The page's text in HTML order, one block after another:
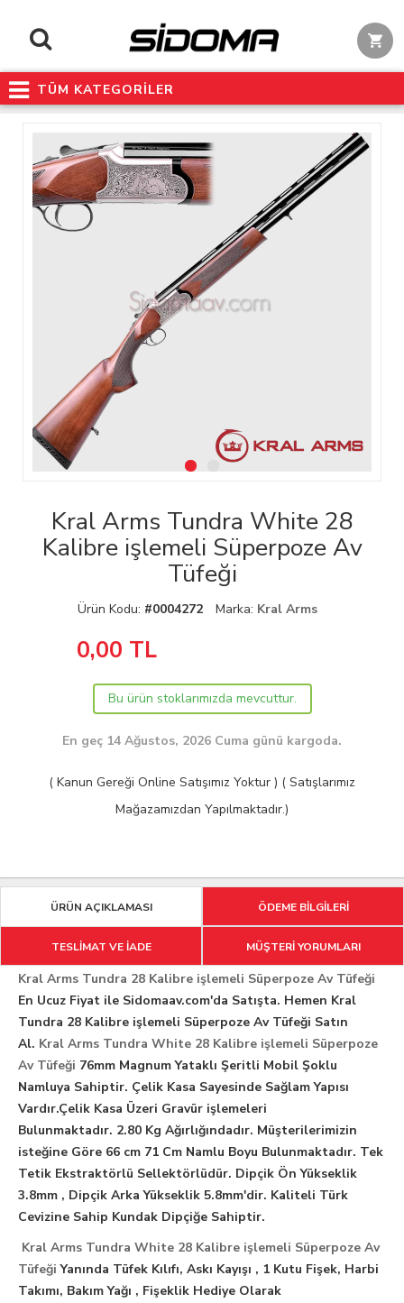
TÜM KATEGORİLER
Kral Arms Tundra White 28
Kalibre işlemeli Süperpoze Av
Tüfeği
Ürün Kodu: #0004272 Marka: Kral Arms
0,00 TL
Bu ürün stoklarımızda mevcuttur.
En geç 14 Ağustos, 2026 Cuma günü kargoda.
( Kanun Gereği Online Satışımız Yoktur ) ( Satışlarımız
Mağazamızdan Yapılmaktadır.)
ÜRÜN AÇIKLAMASI ÖDEME BİLGİLERİ
TESLİMAT VE İADE MÜŞTERİ YORUMLARI
Kral Arms Tundra 28 Kalibre işlemeli Süperpoze Av Tüfeği
En Ucuz Fiyat ile Sidomaav.com'da Satışta. Hemen Kral
Tundra 28 Kalibre işlemeli Süperpoze Av Tüfeği Satın
Al. Kral Arms Tundra White 28 Kalibre işlemeli Süperpoze
Av Tüfeği 76mm Magnum Yataklı Şeritli Mobil Şoklu
Namluya Sahiptir. Çelik Kasa Sayesinde Sağlam Yapısı
Vardır.Çelik Kasa Üzeri Gravür işlemeleri
Bulunmaktadır. 2.80 Kg Ağırlığındadır. Müşterilerimizin
isteğine Göre 66 cm 71 Cm Namlu Boyu Bulunmaktadır. Tek
Tetik Ekstraktörlü Sellektörlüdür. Dipçik Ön Yükseklik​
3.8mm , Dipçik Arka Yükseklik 5.8mm'dir. Kaliteli Türk
Cevizine Sahip Kundak Dipçiğe Sahiptir.
Kral Arms Tundra White 28 Kalibre işlemeli Süperpoze Av
Tüfeği Yanında Tüfek Kılıfı, Askı Kayışı , 1 Kutu Fişek, Harbi
Takımı, Bakım Yağı , Fişeklik Hediye Olarak